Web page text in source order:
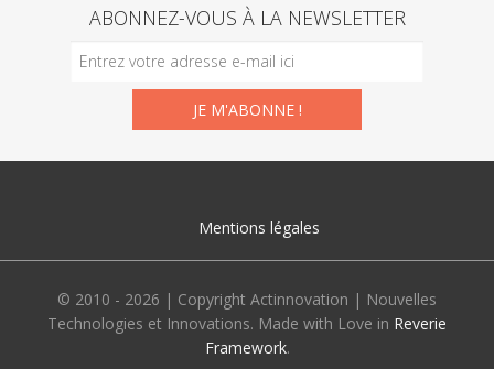
ABONNEZ-VOUS À LA NEWSLETTER
Mentions légales
© 2010 - 2026 | Copyright Actinnovation | Nouvelles
Technologies et Innovations. Made with Love in Reverie
Framework.